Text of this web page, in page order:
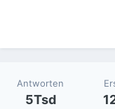
Antworten
5Tsd